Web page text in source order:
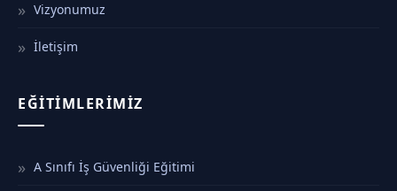
Vizyonumuz
İletişim
EĞITIMLERIMIZ
A Sınıfı İş Güvenliği Eğitimi